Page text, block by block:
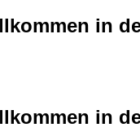
in
in